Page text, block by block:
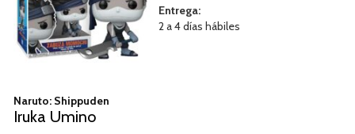
Entrega:
2 a 4 días hábiles
Naruto: Shippuden
Iruka Umino